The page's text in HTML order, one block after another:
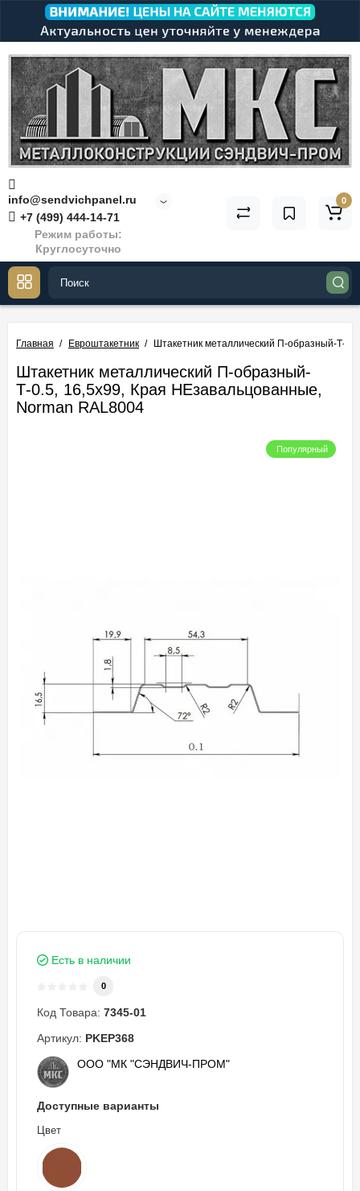
info@sendvichpanel.ru
+7 (499) 444-14-71
Режим работы:
Круглосуточно
0
Главная Евроштакетник Штакетник металлический П-образный-Т-
Штакетник металлический П-образный-
Т-0.5, 16,5х99, Края НЕзавальцованные,
Norman RAL8004
Популярный
Есть в наличии
0
Код Товара: 7345-01
Артикул: PKEP368
ООО "МК "СЭНДВИЧ-ПРОМ"
Доступные варианты
Цвет